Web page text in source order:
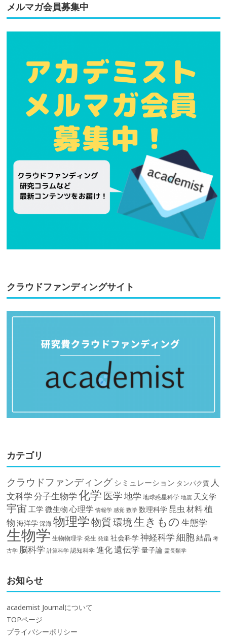
メルマガ会員募集中
クラウドファンディングサイト
カテゴリ
クラウドファンディングシミュレーション タンパク質 人
文科学分子生物学化学医学地学 地球惑星科学 地震 天文学
宇宙 工学 微生物 心理学 情報学 感覚 数学 数理科学 昆虫 材料植
物 海洋学 深海 物理学物質環境生きもの 生態学
生物学 生物物理学 発生 発達 社会科学神経科学細胞結晶 考
古学 脳科学 計算科学 認知科学 進化遺伝学 量子論 霊長類学
お知らせ
academist Journalについて
TOPページ
プライバシーポリシー